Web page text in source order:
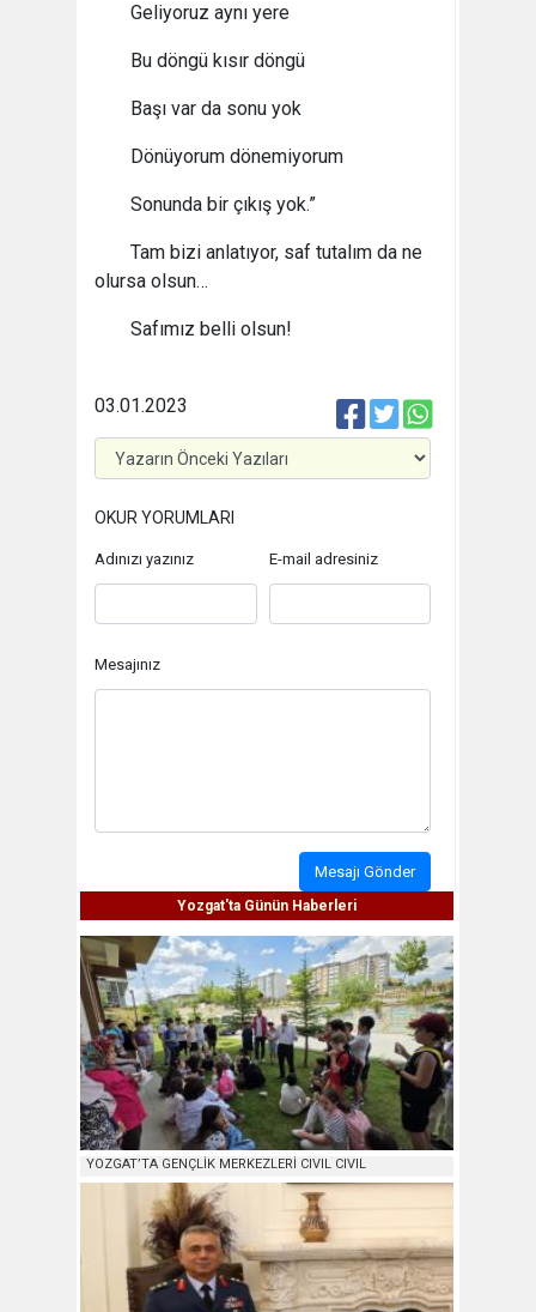
Geliyoruz aynı yere
Bu döngü kısır döngü
Başı var da sonu yok
Dönüyorum dönemiyorum
Sonunda bir çıkış yok.”
Tam bizi anlatıyor, saf tutalım da ne
olursa olsun…
Safımız belli olsun!
03.01.2023
OKUR YORUMLARI
Adınızı yazınız E-mail adresiniz
Mesajınız
Mesajı Gönder
Yozgat'ta Günün Haberleri
YOZGAT’TA GENÇLİK MERKEZLERİ CIVIL CIVIL